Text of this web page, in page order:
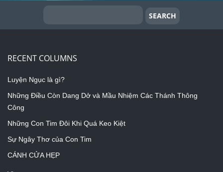
RECENT COLUMNS
Luyện Ngục là gì?
Những Điều Còn Dang Dở và Mầu Nhiệm Các Thánh Thông
Công
Những Con Tim Đôi Khi Quá Keo Kiệt
Sự Ngây Thơ của Con Tim
CÁNH CỬA HẸP